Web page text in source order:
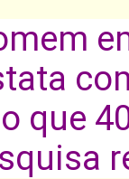
que